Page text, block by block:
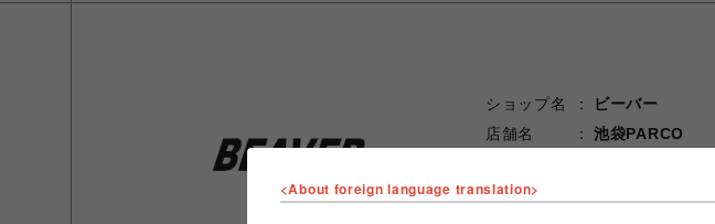
ショップ名
ビーバー
店舗名
池袋PARCO
ショップお問い合わせはこちら
<About foreign language translation>